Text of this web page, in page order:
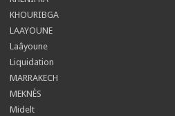
KHOURIBGA
LAAYOUNE
Laâyoune
Liquidation
MARRAKECH
MEKNÈS
Midelt